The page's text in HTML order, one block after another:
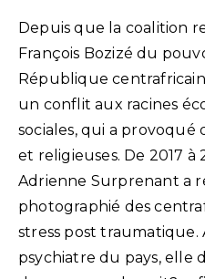
Depuis que la coalition
François Bozizé du
République
un conflit aux racines
sociales, qui a provoqué
et religieuses. De 2017 à
Adrienne Surprenant a
photographié des
stress post traumatique.
psychiatre du pays, elle